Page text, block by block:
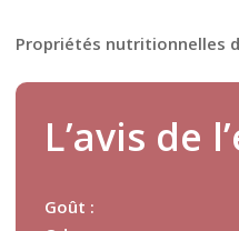
Propriétés nutritionnelles
L’avis de
Goût :